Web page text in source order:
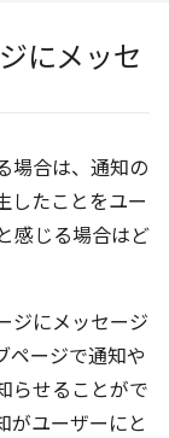
にメッセ
場合は、通知の
したことをユー
感じる場合はど
ジにメッセージ
ページで通知や
らせることがで
がユーザーにと